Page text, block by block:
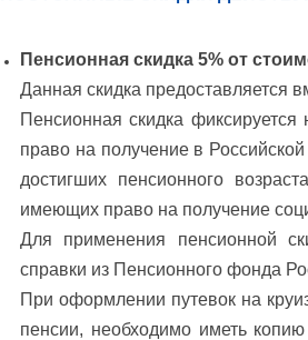
Пенсионная скидка 5% от
Данная скидка предоставляется
Пенсионная скидка
право на получение в
достигших пенсионного
имеющих право на получение
Для применения пенсионной
справки из Пенсионного фонда
При оформлении путевок на
пенсии, необходимо иметь